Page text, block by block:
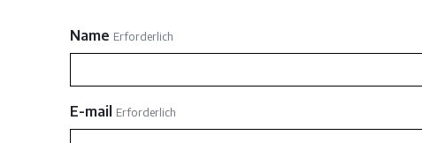
Name Erforderlich
E-mail Erforderlich